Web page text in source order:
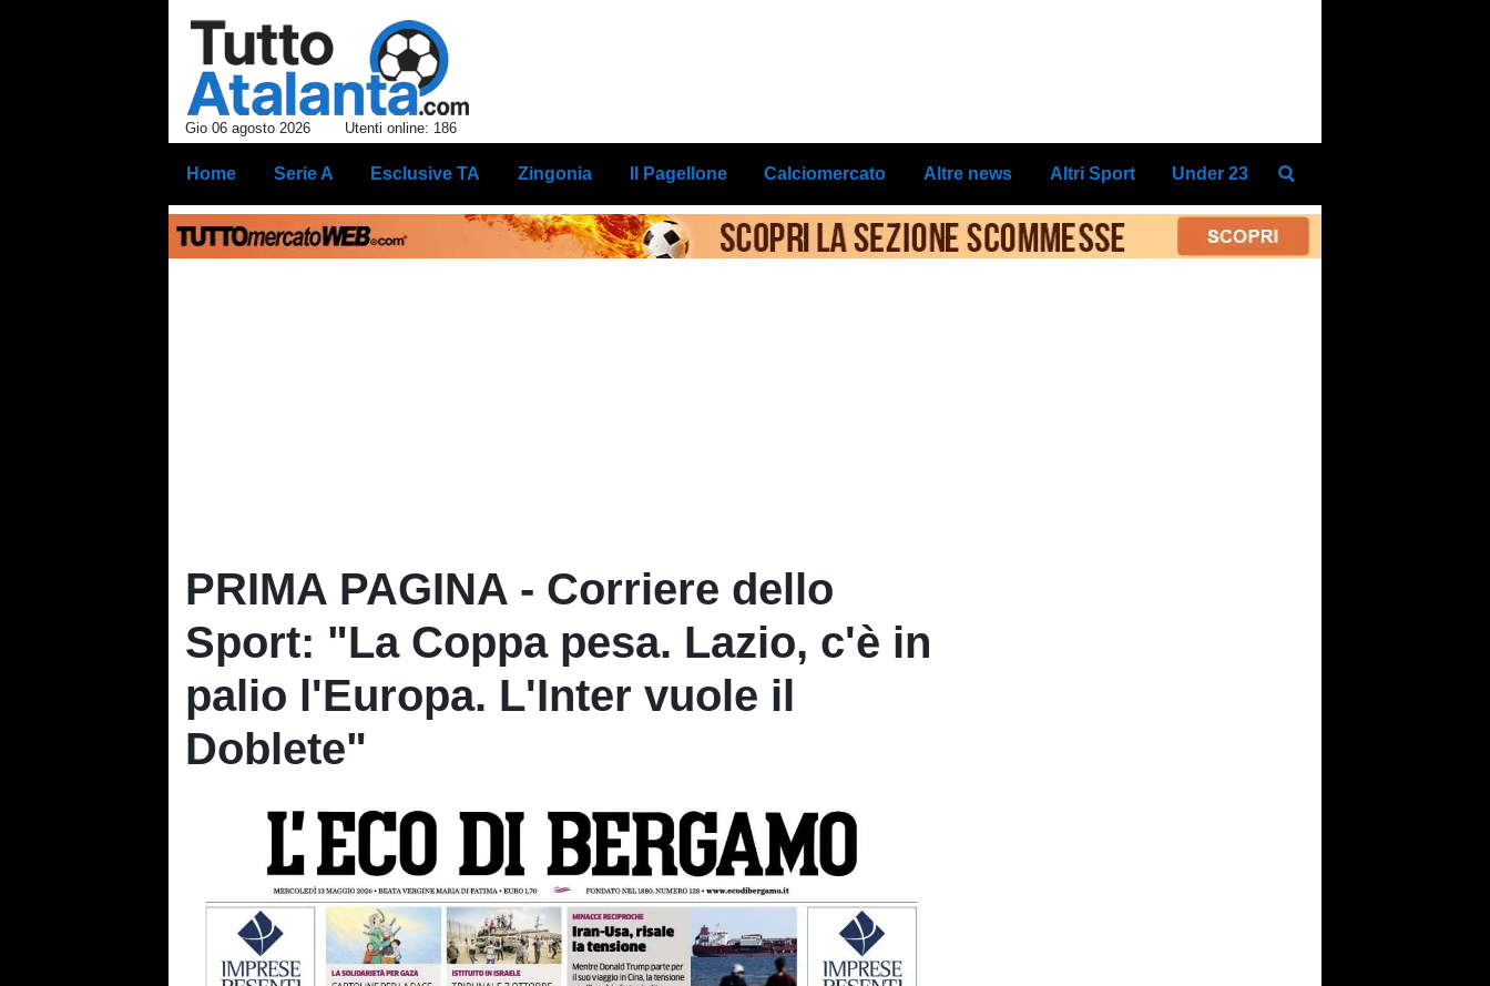
Gio 06 agosto 2026 Utenti online: 186
Home Serie A Esclusive TA Zingonia Il Pagellone Calciomercato Altre news Altri Sport Under 23
PRIMA PAGINA - Corriere dello
Sport: "La Coppa pesa. Lazio, c'è in
palio l'Europa. L'Inter vuole il
Doblete"